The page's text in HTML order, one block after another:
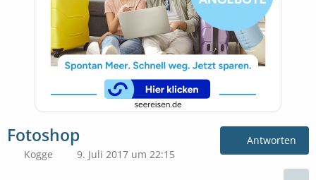
Fotoshop
Kogge 9. Juli 2017 um 22:15
Antworten